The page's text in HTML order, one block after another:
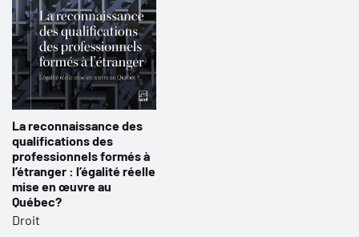
La reconnaissance des
qualifications des
professionnels formés à
l’étranger : l’égalité réelle
mise en œuvre au
Québec?
Droit